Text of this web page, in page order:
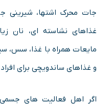
جات محرک اشتها، شیرینی
غذاهای نشاسته ای، نان
مایعات همراه با غذا، سس،
و غذاهای ساندویچی برای
اگر اهل فعالیت های